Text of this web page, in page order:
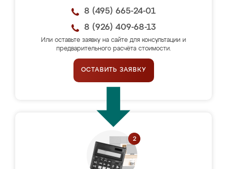
8 (495) 665-24-01
8 (926) 409-68-13
Или оставьте заявку на сайте для консультации и
предварительного расчёта стоимости.
ОСТАВИТЬ ЗАЯВКУ